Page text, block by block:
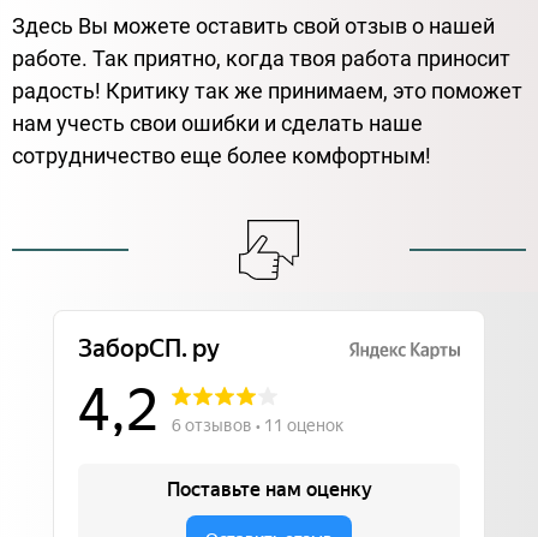
Здесь Вы можете оставить свой отзыв о нашей
работе. Так приятно, когда твоя работа приносит
радость! Критику так же принимаем, это поможет
нам учесть свои ошибки и сделать наше
сотрудничество еще более комфортным!